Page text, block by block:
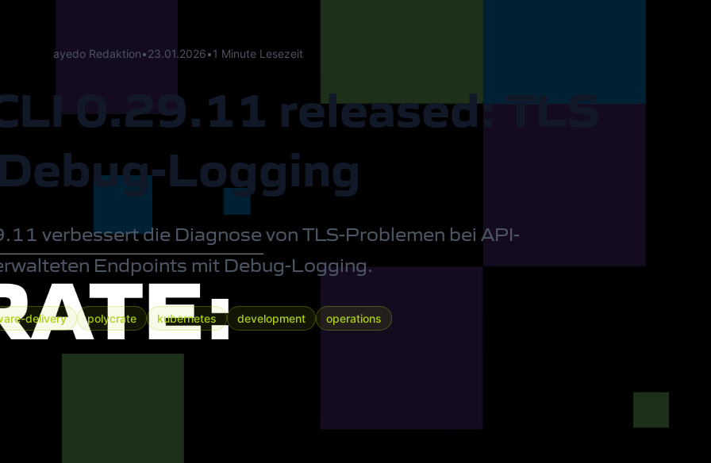
ayedo Redaktion•23.01.2026•1 Minute Lesezeit
0.29.11 released: TLS
Logging
verbessert die Diagnose von TLS-Problemen bei API-
Endpoints mit Debug-Logging.
delivery polycrate kubernetes development operations